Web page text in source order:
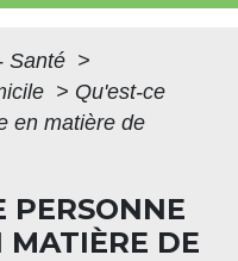
Santé >
> Qu'est-ce
en matière de
PERSONNE
MATIÈRE DE